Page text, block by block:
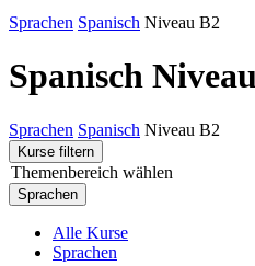
Sprachen Spanisch Niveau B2
Spanisch
Sprachen Spanisch Niveau B2
Kurse filtern
Themenbereich wählen
Sprachen
Alle Kurse
Sprachen